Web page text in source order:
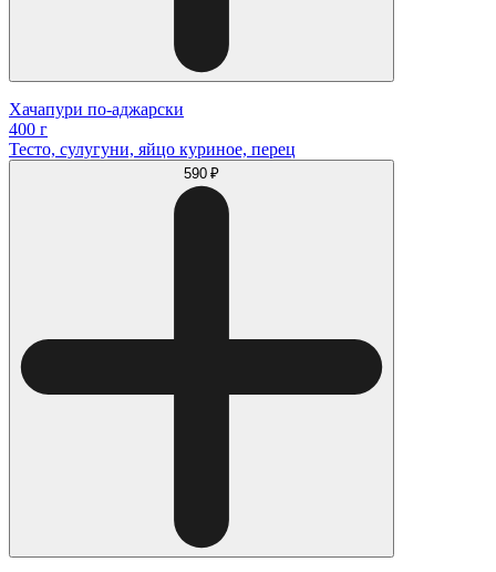
Хачапури по-аджарски
400 г
Тесто, сулугуни, яйцо куриное, перец
590 ₽